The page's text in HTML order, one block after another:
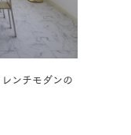
緒豊かな3階建